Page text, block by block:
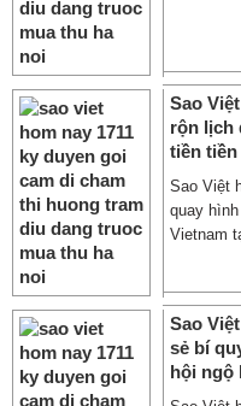
Sao
rộn lịch
tiền
Sao Việt
quay
Vietnam
Sao
sẻ bí
hội ngộ